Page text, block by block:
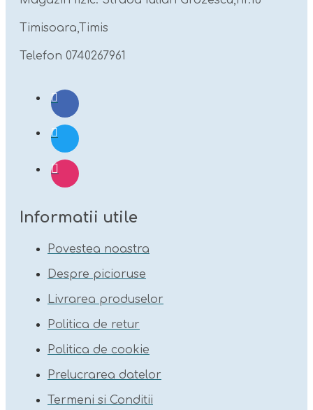
Timisoara,Timis
Telefon 0740267961
Informatii utile
Povestea noastra
Despre picioruse
Livrarea produselor
Politica de retur
Politica de cookie
Prelucrarea datelor
Termeni si Conditii